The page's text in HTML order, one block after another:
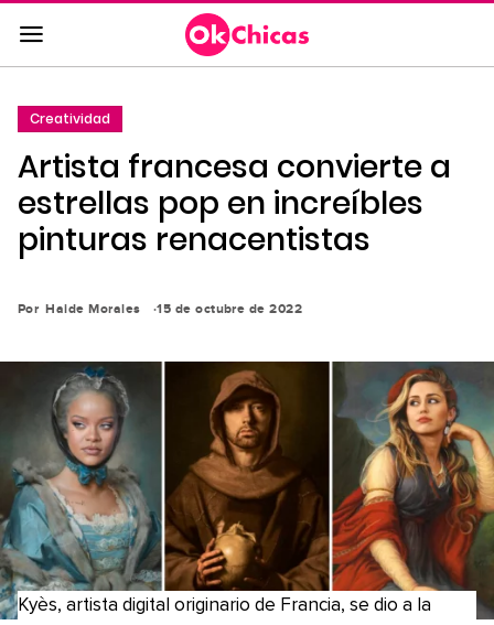
Saltar
al
contenido
a
la
navegación
principal
Creatividad
Artista francesa convierte a
estrellas pop en increíbles
pinturas renacentistas
Por Haide Morales 15 de octubre de 2022
Kyès, artista digital originario de Francia, se dio a la